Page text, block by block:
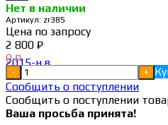
Нет в наличии
Артикул: zr385
Цена по запросу
2 800 ₽
0₽
- +
Сообщить о поступлении
Сообщить о поступлении
Ваша просьба принята!